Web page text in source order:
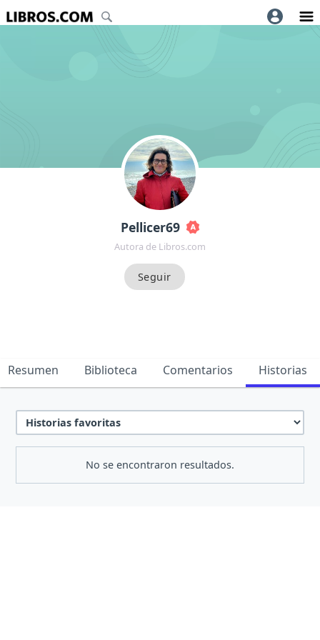
Pellicer69
Autora de Libros.com
Resumen Biblioteca Comentarios Historias
No se encontraron resultados.